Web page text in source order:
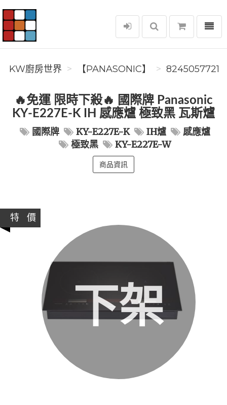
KW廚房世界
選單
KW廚房世界 ️【PANASONIC】️ 8245057721
🔥免運 限時下殺🔥 國際牌 Panasonic
KY-E227E-K IH 感應爐 極致黑 瓦斯爐
國際牌 KY-E227E-K IH爐
感應爐
極致黑
KY-E227E-W
商品資訊
下架
特 價